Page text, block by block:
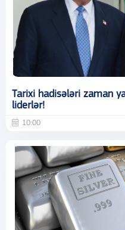
Tarixi hadisələri zaman
liderlər!
10:00